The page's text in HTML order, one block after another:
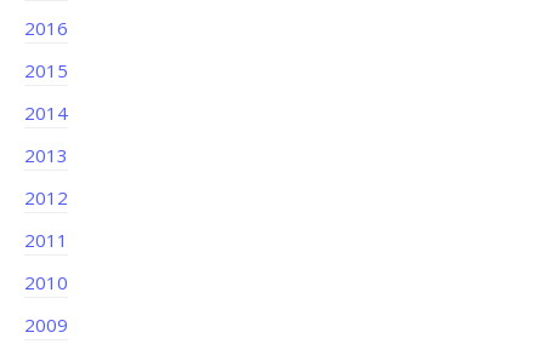
2016
2015
2014
2013
2012
2011
2010
2009